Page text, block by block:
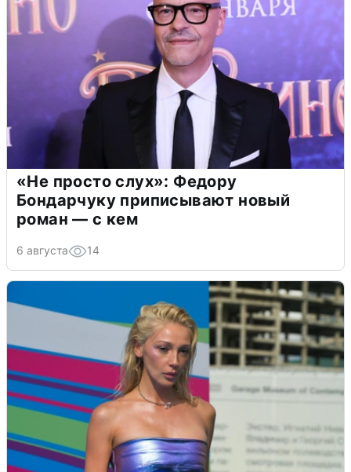
«Не просто слух»: Федору
Бондарчуку приписывают новый
роман — с кем
6 августа 14